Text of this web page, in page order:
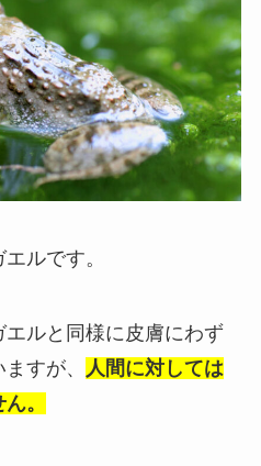
ルです。
ルと同様に皮膚にわず
すが、
人間に対しては
。